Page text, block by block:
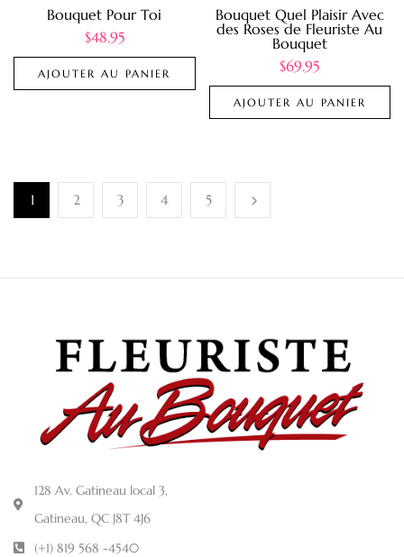
Bouquet Pour Toi
$48.95
AJOUTER AU PANIER
Bouquet Quel Plaisir Avec
des Roses de Fleuriste Au
Bouquet
$69.95
AJOUTER AU PANIER
1 2 3 4 5
128 Av. Gatineau local 3,
Gatineau, QC J8T 4J6
(+1) 819 568 -4540